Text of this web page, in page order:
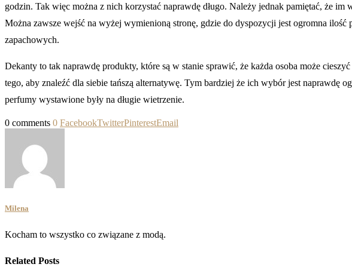
godzin. Tak więc można z nich korzystać naprawdę długo. Należy jednak pamiętać, że
Można zawsze wejść na wyżej wymienioną stronę, gdzie do dyspozycji jest ogromna
zapachowych.
Dekanty to tak naprawdę produkty, które są w stanie sprawić, że każda osoba może
tego, aby znaleźć dla siebie tańszą alternatywę. Tym bardziej że ich wybór jest
perfumy wystawione były na długie wietrzenie.
0 comments 0 FacebookTwitterPinterestEmail
Milena
Kocham to wszystko co związane z modą.
Related Posts